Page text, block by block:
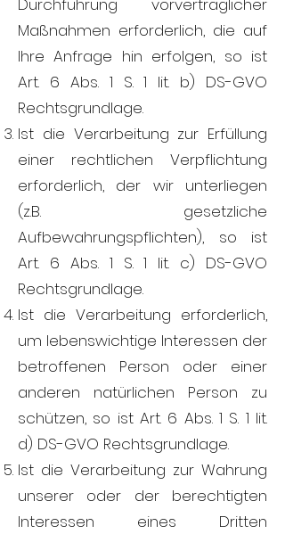
Durchführung vorvertraglicher
Maßnahmen erforderlich, die auf
Ihre Anfrage hin erfolgen, so ist
Art. 6 Abs. 1 S. 1 lit. b) DS-GVO
Rechtsgrundlage.
Ist die Verarbeitung zur Erfüllung
einer rechtlichen Verpflichtung
erforderlich, der wir unterliegen
(z.B. gesetzliche
Aufbewahrungspflichten), so ist
Art. 6 Abs. 1 S. 1 lit. c) DS-GVO
Rechtsgrundlage.
Ist die Verarbeitung erforderlich,
um lebenswichtige Interessen der
betroffenen Person oder einer
anderen natürlichen Person zu
schützen, so ist Art. 6 Abs. 1 S. 1 lit.
d) DS-GVO Rechtsgrundlage.
Ist die Verarbeitung zur Wahrung
unserer oder der berechtigten
Interessen eines Dritten